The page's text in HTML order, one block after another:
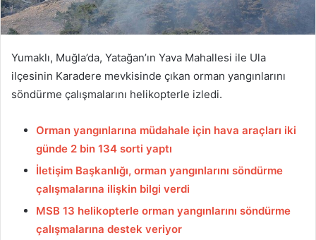
Yumaklı, Muğla’da, Yatağan’ın Yava Mahallesi ile Ula
ilçesinin Karadere mevkisinde çıkan orman yangınlarını
söndürme çalışmalarını helikopterle izledi.
Orman yangınlarına müdahale için hava araçları iki
günde 2 bin 134 sorti yaptı
İletişim Başkanlığı, orman yangınlarını söndürme
çalışmalarına ilişkin bilgi verdi
MSB 13 helikopterle orman yangınlarını söndürme
çalışmalarına destek veriyor